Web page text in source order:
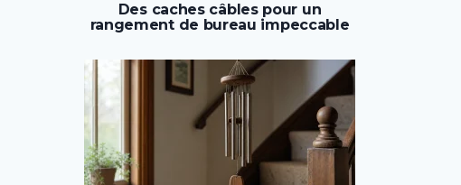
Des caches câbles pour un
rangement de bureau impeccable